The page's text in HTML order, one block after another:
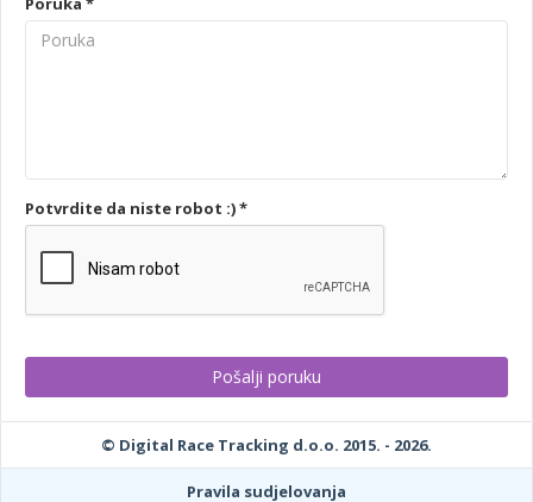
Potvrdite da niste robot :) *
© Digital Race Tracking d.o.o. 2015. - 2026.
Pravila sudjelovanja